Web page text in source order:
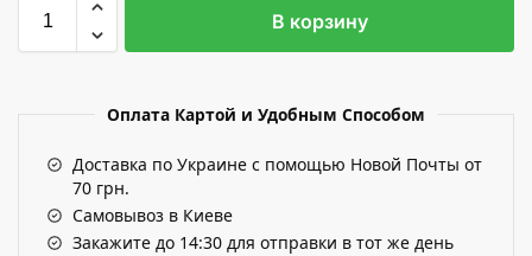
В корзину
Оплата Картой и Удобным Способом
Доставка по Украине с помощью Новой Почты от
70 грн.
Самовывоз в Киеве
Закажите до 14:30 для отправки в тот же день